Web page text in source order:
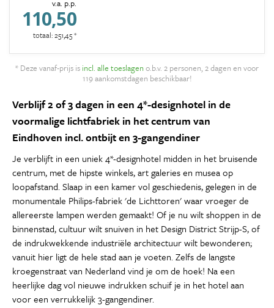
v.a. p.p.
110,50
totaal: 251,45 *
* Deze vanaf-prijs is incl. alle toeslagen o.b.v. 2 personen, 2 dagen en voor
119 aankomstdagen beschikbaar!
Verblijf 2 of 3 dagen in een 4*-designhotel in de
voormalige lichtfabriek in het centrum van
Eindhoven incl. ontbijt en 3-gangendiner
Je verblijft in een uniek 4*-designhotel midden in het bruisende
centrum, met de hipste winkels, art galeries en musea op
loopafstand. Slaap in een kamer vol geschiedenis, gelegen in de
monumentale Philips-fabriek 'de Lichttoren' waar vroeger de
allereerste lampen werden gemaakt! Of je nu wilt shoppen in de
binnenstad, cultuur wilt snuiven in het Design District Strijp-S, of
de indrukwekkende industriële architectuur wilt bewonderen;
vanuit hier ligt de hele stad aan je voeten. Zelfs de langste
kroegenstraat van Nederland vind je om de hoek! Na een
heerlijke dag vol nieuwe indrukken schuif je in het hotel aan
voor een verrukkelijk 3-gangendiner.